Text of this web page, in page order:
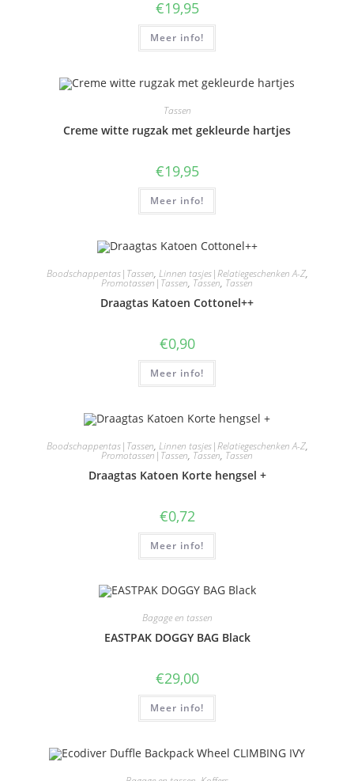
€19,95
Meer info!
Tassen
Creme witte rugzak met gekleurde hartjes
€19,95
Meer info!
Boodschappentas|Tassen, Linnen tasjes|Relatiegeschenken A-Z,
Promotassen|Tassen, Tassen, Tassen
Draagtas Katoen Cottonel++
€0,90
Meer info!
Boodschappentas|Tassen, Linnen tasjes|Relatiegeschenken A-Z,
Promotassen|Tassen, Tassen, Tassen
Draagtas Katoen Korte hengsel +
€0,72
Meer info!
Bagage en tassen
EASTPAK DOGGY BAG Black
€29,00
Meer info!